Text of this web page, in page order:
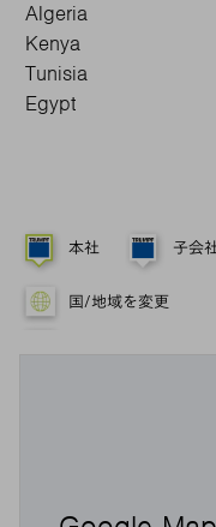
Algeria
Kenya
Tunisia
Egypt
本社 子会
国/地域を変更